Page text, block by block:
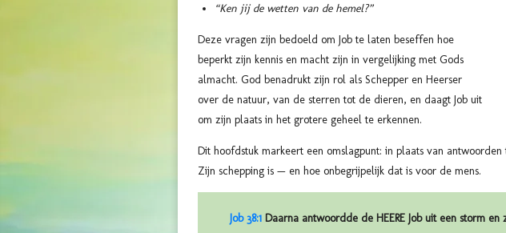
“Ken jij de wetten van de hemel?”
Deze vragen zijn bedoeld om Job te laten beseffen hoe
beperkt zijn kennis en macht zijn in vergelijking met Gods
almacht. God benadrukt zijn rol als Schepper en Heerser
over de natuur, van de sterren tot de dieren, en daagt Job uit
om zijn plaats in het grotere geheel te erkennen.
Dit hoofdstuk markeert een omslagpunt: in plaats van
Zijn schepping is — en hoe onbegrijpelijk dat is voor de mens.
Job 38:1 Daarna antwoordde de HEERE Job uit een storm en